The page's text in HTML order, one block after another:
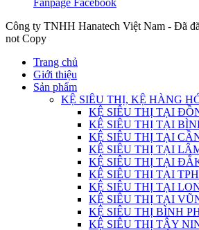
Fanpage Facebook
Công ty TNHH Hanatech Việt Nam - Đã
not Copy
Trang chủ
Giới thiệu
Sản phẩm
KỆ SIÊU THỊ, KỆ HÀNG
KỆ SIÊU THỊ TẠI
KỆ SIÊU THỊ TẠI
KỆ SIÊU THỊ TẠI
KỆ SIÊU THỊ TẠI
KỆ SIÊU THỊ TẠI
KỆ SIÊU THỊ TẠI
KỆ SIÊU THỊ TẠI
KỆ SIÊU THỊ TẠI
KỆ SIÊU THỊ BÌNH
KỆ SIÊU THỊ TÂY